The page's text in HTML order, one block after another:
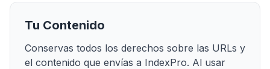
Tu Contenido
Conservas todos los derechos sobre las URLs y
el contenido que envías a IndexPro. Al usar